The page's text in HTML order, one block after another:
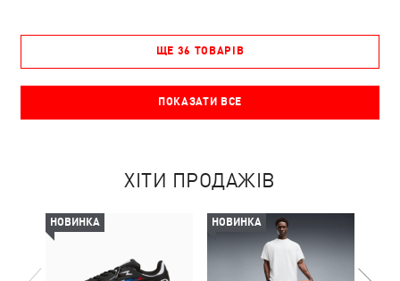
ЩЕ 36 ТОВАРІВ
ПОКАЗАТИ ВСЕ
ХІТИ ПРОДАЖІВ
НОВИНКА НОВИНКА